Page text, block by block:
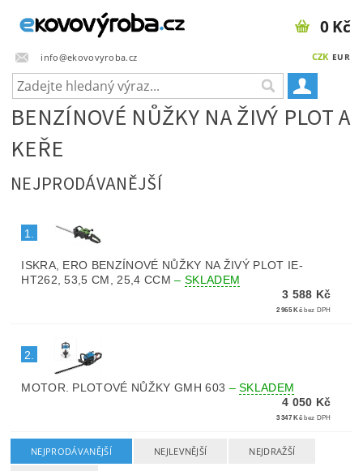
info@ekovovyroba.cz CZK EUR
0 Kč
BENZÍNOVÉ NŮŽKY NA ŽIVÝ PLOT A
KEŘE
NEJPRODÁVANĚJŠÍ
1.
ISKRA, ERO BENZÍNOVÉ NŮŽKY NA ŽIVÝ PLOT IE-
HT262, 53,5 CM, 25,4 CCM– SKLADEM
3 588 Kč
2 965 Kč bez DPH
2.
MOTOR. PLOTOVÉ NŮŽKY GMH 603 –SKLADEM
4 050 Kč
3 347 Kč bez DPH
NEJPRODÁVANĚJŠÍ NEJLEVNĚJŠÍ NEJDRAŽŠÍ